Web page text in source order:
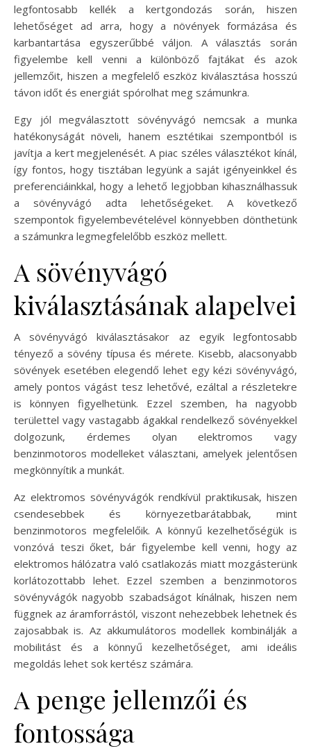
legfontosabb kellék a kertgondozás során, hiszen
lehetőséget ad arra, hogy a növények formázása és
karbantartása egyszerűbbé váljon. A választás során
figyelembe kell venni a különböző fajtákat és azok
jellemzőit, hiszen a megfelelő eszköz kiválasztása hosszú
távon időt és energiát spórolhat meg számunkra.
Egy jól megválasztott sövényvágó nemcsak a munka
hatékonyságát növeli, hanem esztétikai szempontból is
javítja a kert megjelenését. A piac széles választékot kínál,
így fontos, hogy tisztában legyünk a saját igényeinkkel és
preferenciáinkkal, hogy a lehető legjobban kihasználhassuk
a sövényvágó adta lehetőségeket. A következő
szempontok figyelembevételével könnyebben dönthetünk
a számunkra legmegfelelőbb eszköz mellett.
A sövényvágó
kiválasztásának alapelvei
A sövényvágó kiválasztásakor az egyik legfontosabb
tényező a sövény típusa és mérete. Kisebb, alacsonyabb
sövények esetében elegendő lehet egy kézi sövényvágó,
amely pontos vágást tesz lehetővé, ezáltal a részletekre
is könnyen figyelhetünk. Ezzel szemben, ha nagyobb
területtel vagy vastagabb ágakkal rendelkező sövényekkel
dolgozunk, érdemes olyan elektromos vagy
benzinmotoros modelleket választani, amelyek jelentősen
megkönnyítik a munkát.
Az elektromos sövényvágók rendkívül praktikusak, hiszen
csendesebbek és környezetbarátabbak, mint
benzinmotoros megfelelőik. A könnyű kezelhetőségük is
vonzóvá teszi őket, bár figyelembe kell venni, hogy az
elektromos hálózatra való csatlakozás miatt mozgásterünk
korlátozottabb lehet. Ezzel szemben a benzinmotoros
sövényvágók nagyobb szabadságot kínálnak, hiszen nem
függnek az áramforrástól, viszont nehezebbek lehetnek és
zajosabbak is. Az akkumulátoros modellek kombinálják a
mobilitást és a könnyű kezelhetőséget, ami ideális
megoldás lehet sok kertész számára.
A penge jellemzői és
fontossága